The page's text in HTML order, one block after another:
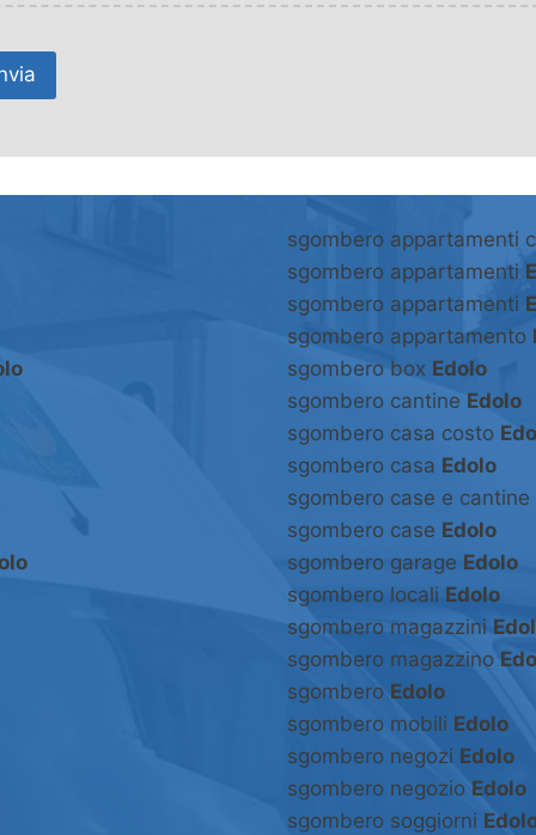
sgombero appartamenti
sgombero appartamenti
sgombero appartamenti
sgombero appartamento
sgombero box Edolo
sgombero cantine Edolo
sgombero casa costo
sgombero casa Edolo
sgombero case e cantine
sgombero case Edolo
sgombero garage Edolo
sgombero locali Edolo
sgombero magazzini
sgombero magazzino
sgombero Edolo
sgombero mobili Edolo
sgombero negozi Edolo
sgombero negozio Edolo
sgombero soggiorni